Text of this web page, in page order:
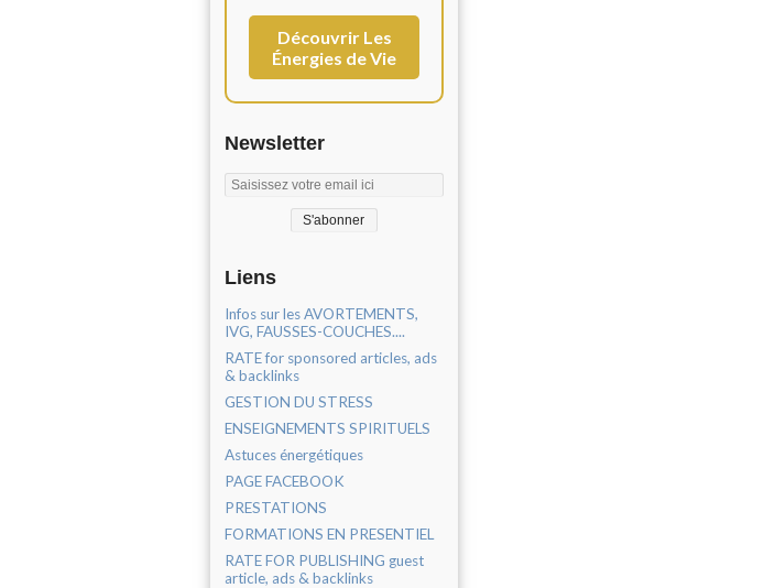
Découvrir Les
Énergies de Vie
Newsletter
Liens
Infos sur les AVORTEMENTS,
IVG, FAUSSES-COUCHES....
RATE for sponsored articles, ads
& backlinks
GESTION DU STRESS
ENSEIGNEMENTS SPIRITUELS
Astuces énergétiques
PAGE FACEBOOK
PRESTATIONS
FORMATIONS EN PRESENTIEL
RATE FOR PUBLISHING guest
article, ads & backlinks